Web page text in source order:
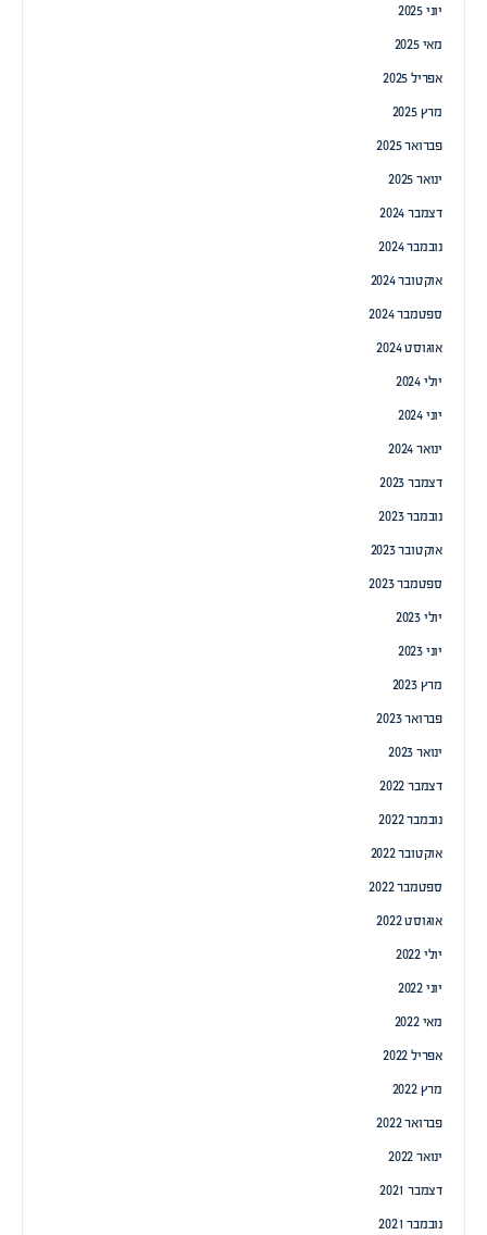
יוני 2025
מאי 2025
אפריל 2025
מרץ 2025
פברואר 2025
ינואר 2025
דצמבר 2024
נובמבר 2024
אוקטובר 2024
ספטמבר 2024
אוגוסט 2024
יולי 2024
יוני 2024
ינואר 2024
דצמבר 2023
נובמבר 2023
אוקטובר 2023
ספטמבר 2023
יולי 2023
יוני 2023
מרץ 2023
פברואר 2023
ינואר 2023
דצמבר 2022
נובמבר 2022
אוקטובר 2022
ספטמבר 2022
אוגוסט 2022
יולי 2022
יוני 2022
מאי 2022
אפריל 2022
מרץ 2022
פברואר 2022
ינואר 2022
דצמבר 2021
נובמבר 2021